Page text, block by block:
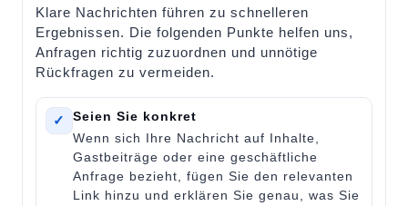
Klare Nachrichten führen zu schnelleren
Ergebnissen. Die folgenden Punkte helfen uns,
Anfragen richtig zuzuordnen und unnötige
Rückfragen zu vermeiden.
✓
Seien Sie konkret
Wenn sich Ihre Nachricht auf Inhalte,
Gastbeiträge oder eine geschäftliche
Anfrage bezieht, fügen Sie den relevanten
Link hinzu und erklären Sie genau, was Sie